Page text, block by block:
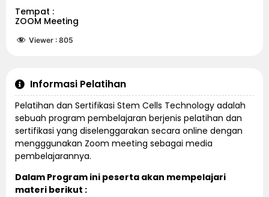
Tempat :
ZOOM Meeting
Viewer : 805
Informasi Pelatihan
Pelatihan dan Sertifikasi Stem Cells Technology adalah
sebuah program pembelajaran berjenis pelatihan dan
sertifikasi yang diselenggarakan secara online dengan
mengggunakan Zoom meeting sebagai media
pembelajarannya.
Dalam Program ini peserta akan mempelajari
materi berikut :